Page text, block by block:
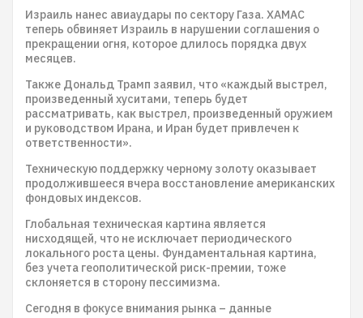
Израиль нанес авиаудары по сектору Газа. ХАМАС
теперь обвиняет Израиль в нарушении соглашения о
прекращении огня, которое длилось порядка двух
месяцев.
Также Дональд Трамп заявил, что «каждый выстрел,
произведенный хуситами, теперь будет
рассматривать, как выстрел, произведенный оружием
и руководством Ирана, и Иран будет привлечен к
ответственности».
Техническую поддержку черному золоту оказывает
продолжившееся вчера восстановление американских
фондовых индексов.
Глобальная техническая картина является
нисходящей, что не исключает периодического
локального роста цены. Фундаментальная картина,
без учета геополитической риск-премии, тоже
склоняется в сторону пессимизма.
Сегодня в фокусе внимания рынка – данные